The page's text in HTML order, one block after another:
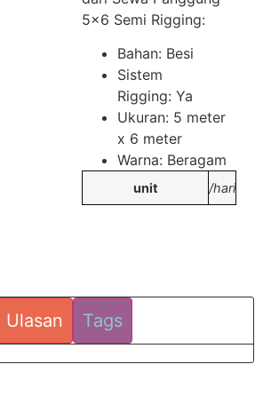
5×6 Semi Rigging:
Bahan: Besi
Sistem
Rigging: Ya
Ukuran: 5 meter
x 6 meter
Warna: Beragam
unit /hari
Ulasan Tags